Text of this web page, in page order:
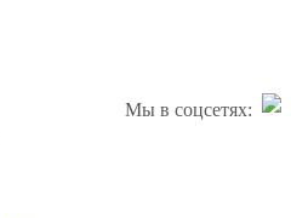
Мы в соцсетях: